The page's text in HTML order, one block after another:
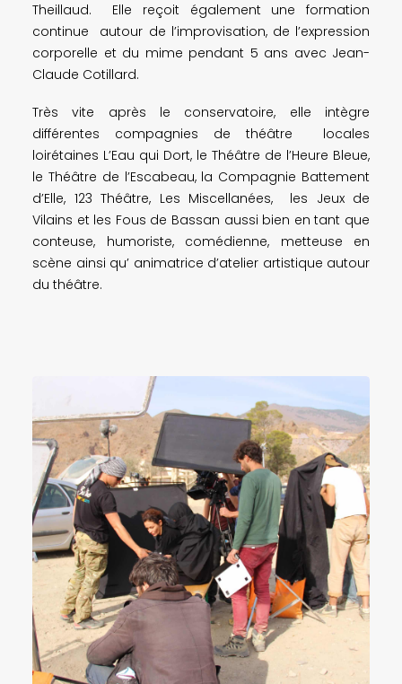
Theillaud. Elle reçoit également une formation
continue autour de l’improvisation, de l’expression
corporelle et du mime pendant 5 ans avec Jean-
Claude Cotillard.
Très vite après le conservatoire, elle intègre
différentes compagnies de théâtre locales
loirétaines L’Eau qui Dort, le Théâtre de l’Heure Bleue,
le Théâtre de l’Escabeau, la Compagnie Battement
d’Elle, 123 Théâtre, Les Miscellanées, les Jeux de
Vilains et les Fous de Bassan aussi bien en tant que
conteuse, humoriste, comédienne, metteuse en
scène ainsi qu’ animatrice d’atelier artistique autour
du théâtre.